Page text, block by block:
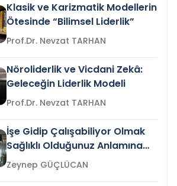
Klasik ve Karizmatik Modellerin
Ötesinde “Bilimsel Liderlik”
Prof.Dr. Nevzat TARHAN
Nöroliderlik ve Vicdani Zekâ:
Geleceğin Liderlik Modeli
Prof.Dr. Nevzat TARHAN
İşe Gidip Çalışabiliyor Olmak
Sağlıklı Olduğunuz Anlamına
Gelir mi?Zeynep GÜÇLÜCAN